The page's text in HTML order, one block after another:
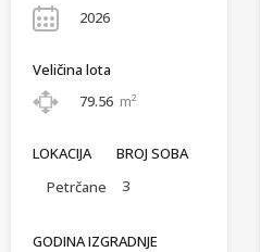
2026
Veličina lota
79.56 m²
LOKACIJA
Petrčane
BROJ SOBA
3
GODINA IZGRADNJE